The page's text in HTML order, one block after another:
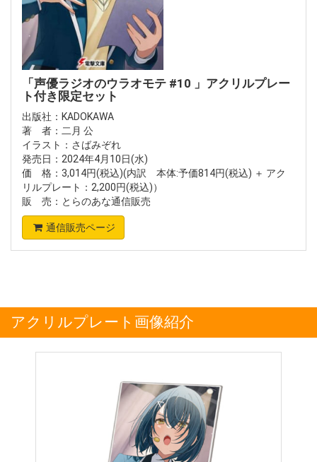
「声優ラジオのウラオモテ #10 」アクリルプレー
ト付き限定セット
出版社：KADOKAWA
著 者：二月 公
イラスト：さばみぞれ
発売日：2024年4月10日(水)
価 格：3,014円(税込)(内訳 本体:予価814円(税込) ＋ アク
リルプレート：2,200円(税込)）
販 売：とらのあな通信販売
通信販売ページ
アクリルプレート画像紹介